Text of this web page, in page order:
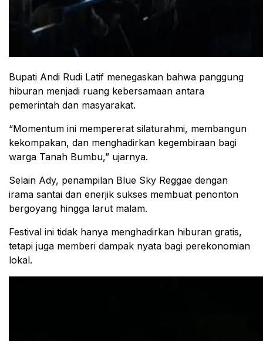
Bupati Andi Rudi Latif menegaskan bahwa panggung
hiburan menjadi ruang kebersamaan antara
pemerintah dan masyarakat.
“Momentum ini mempererat silaturahmi, membangun
kekompakan, dan menghadirkan kegembiraan bagi
warga Tanah Bumbu,” ujarnya.
Selain Ady, penampilan Blue Sky Reggae dengan
irama santai dan enerjik sukses membuat penonton
bergoyang hingga larut malam.
Festival ini tidak hanya menghadirkan hiburan gratis,
tetapi juga memberi dampak nyata bagi perekonomian
lokal.